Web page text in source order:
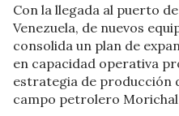
Con la llegada al puerto
Venezuela, de nuevos
consolida un plan de
en capacidad operativa
estrategia de producción
campo petrolero Morichal